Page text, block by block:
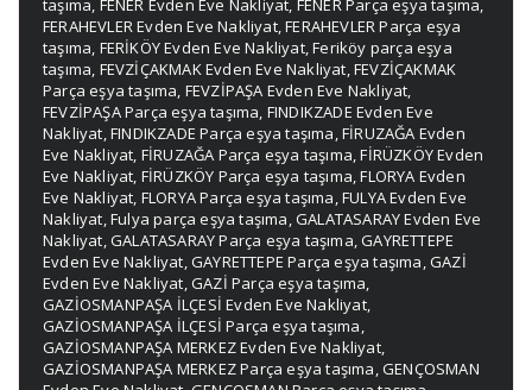
taşıma, FENER Evden Eve Nakliyat, FENER Parça eşya taşıma,
FERAHEVLER Evden Eve Nakliyat,FERAHEVLER Parça eşya
taşıma, FERİKÖY Evden Eve Nakliyat,Feriköy parça eşya
taşıma, FEVZİÇAKMAK Evden Eve Nakliyat,FEVZİÇAKMAK
Parça eşya taşıma, FEVZİPAŞA Evden Eve Nakliyat,
FEVZİPAŞA Parça eşya taşıma, FINDIKZADE Evden Eve
Nakliyat,FINDIKZADE Parça eşya taşıma,FİRUZAĞA Evden
Eve Nakliyat, FİRUZAĞA Parça eşya taşıma,FİRÜZKÖY Evden
Eve Nakliyat, FİRÜZKÖY Parça eşya taşıma,FLORYA Evden
Eve Nakliyat, FLORYA Parça eşya taşıma,FULYA Evden Eve
Nakliyat,Fulya parça eşya taşıma,GALATASARAY Evden Eve
Nakliyat,GALATASARAY Parça eşya taşıma,GAYRETTEPE
Evden Eve Nakliyat,GAYRETTEPE Parça eşya taşıma,GAZİ
Evden Eve Nakliyat,GAZİ Parça eşya taşıma,
GAZİOSMANPAŞA İLÇESİ Evden Eve Nakliyat,
GAZİOSMANPAŞA İLÇESİ Parça eşya taşıma,
GAZİOSMANPAŞA MERKEZ Evden Eve Nakliyat,
GAZİOSMANPAŞA MERKEZ Parça eşya taşıma,GENÇOSMAN